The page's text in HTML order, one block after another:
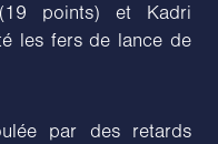
(19 points) et Kadri
les fers de lance de
par des retards